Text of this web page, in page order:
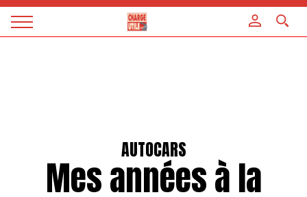
Magazine
AUTOCARS
Mes années à la
Panneau de gestion des cookies